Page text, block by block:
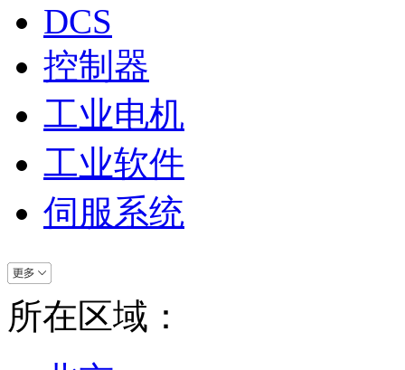
DCS
控制器
工业电机
工业软件
伺服系统
所在区域：